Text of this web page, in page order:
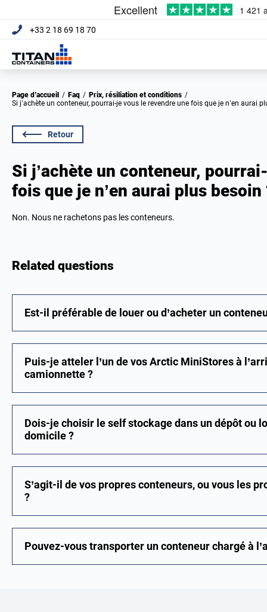
+33 2 18 69 18 70
Page d’accueil / Faq / Prix, résiliation et conditions /
Si j’achète un conteneur, pourrai-je vous le revendre une fois que je n’en aurai
Retour
Si j’achète un conteneur,
fois que je n’en aurai plus besoin
Non. Nous ne rachetons pas les conteneurs.
Related questions
Est-il préférable de louer ou d’acheter un
Puis-je atteler l’un de vos Arctic MiniStores à
camionnette ?
Dois-je choisir le self stockage dans un dépôt ou
domicile ?
S’agit-il de vos propres conteneurs, ou vous les
?
Pouvez-vous transporter un conteneur chargé à